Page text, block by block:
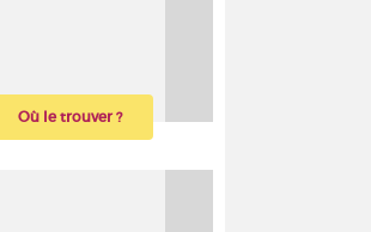
Où le trouver ?